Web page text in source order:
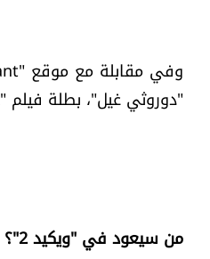
"دوروثي غيل"، بطلة فيلم "The Wizard of Oz"، في "ويكيد 2".
من سيعود في "ويكيد 2"؟